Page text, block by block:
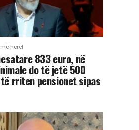
herët
833 euro, në
do të jetë 500
rriten pensionet sipas